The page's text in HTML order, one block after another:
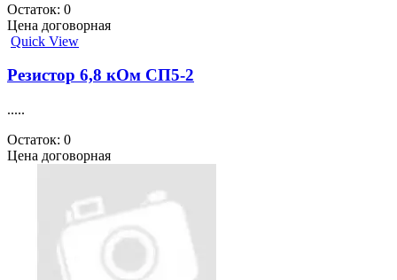
Остаток: 0
Цена договорная
Quick View
Резистор 6,8 кОм СП5-2
.....
Остаток: 0
Цена договорная